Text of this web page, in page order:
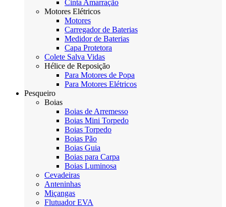
Cinta Amarração
Motores Elétricos
Motores
Carregador de Baterias
Medidor de Baterias
Capa Protetora
Colete Salva Vidas
Hélice de Reposição
Para Motores de Popa
Para Motores Elétricos
Pesqueiro
Boias
Boias de Arremesso
Boias Mini Torpedo
Boias Torpedo
Boias Pão
Boias Guia
Boias para Carpa
Boias Luminosa
Cevadeiras
Anteninhas
Miçangas
Flutuador EVA